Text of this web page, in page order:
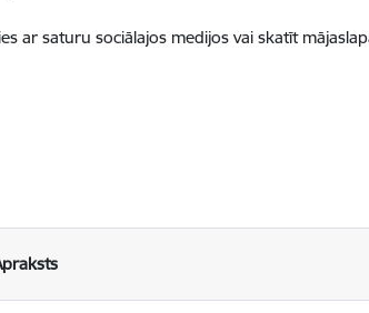
ar saturu sociālajos medijos vai skatīt